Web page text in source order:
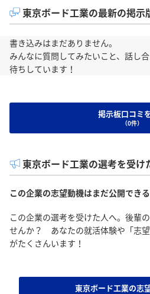
東京ボード工業の最新の掲示
書き込みはまだありません。
みんなに質問してみたいこと、話し
待ちしています！
掲示板口コミ
（0件）
東京ボード工業の選考を受け
この企業の志望動機はまだ公開でき
この企業の選考を受けた人へ。後輩
せんか？ あなたの就活体験や「志
がたくさんいます！
東京ボード工業の志